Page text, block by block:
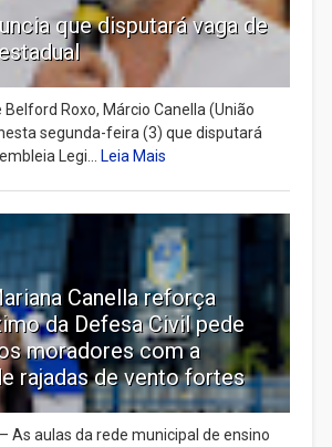
que disputará vaga de
Roxo, Márcio Canella (União
segunda-feira (3) que disputará
Legi...
Leia Mais
Canella reforça
da Defesa Civil pede
moradores com a
rajadas de vento fortes
– As aulas da rede municipal de ensino